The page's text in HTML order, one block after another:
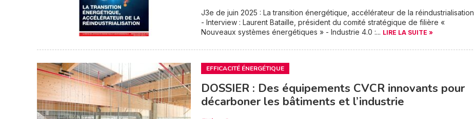
J3e de juin 2025 : La transition énergétique, accélérateur de la réindustrialisation
- Interview : Laurent Bataille, président du comité stratégique de filière «
Nouveaux systèmes énergétiques » - Industrie 4.0 :... LIRE LA SUITE »
EFFICACITÉ ÉNERGÉTIQUE
DOSSIER : Des équipements CVCR innovants pour
décarboner les bâtiments et l’industrie